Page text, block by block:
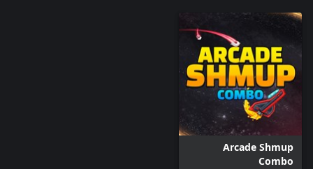
Arcade Shmup
Combo